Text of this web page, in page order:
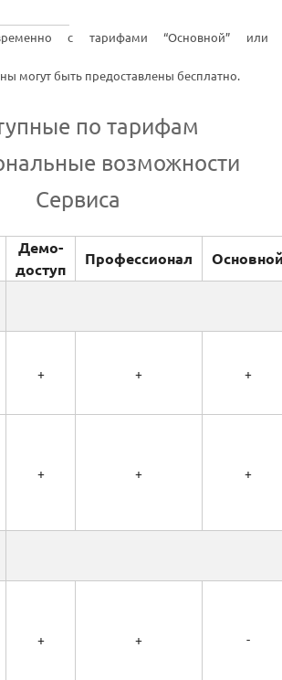
с тарифами “Основной” или
могут быть предоставлены бесплатно.
по тарифам
возможности
Сервиса
Демо-
доступ
Профессионал
+ + +
+ + +
+ + -